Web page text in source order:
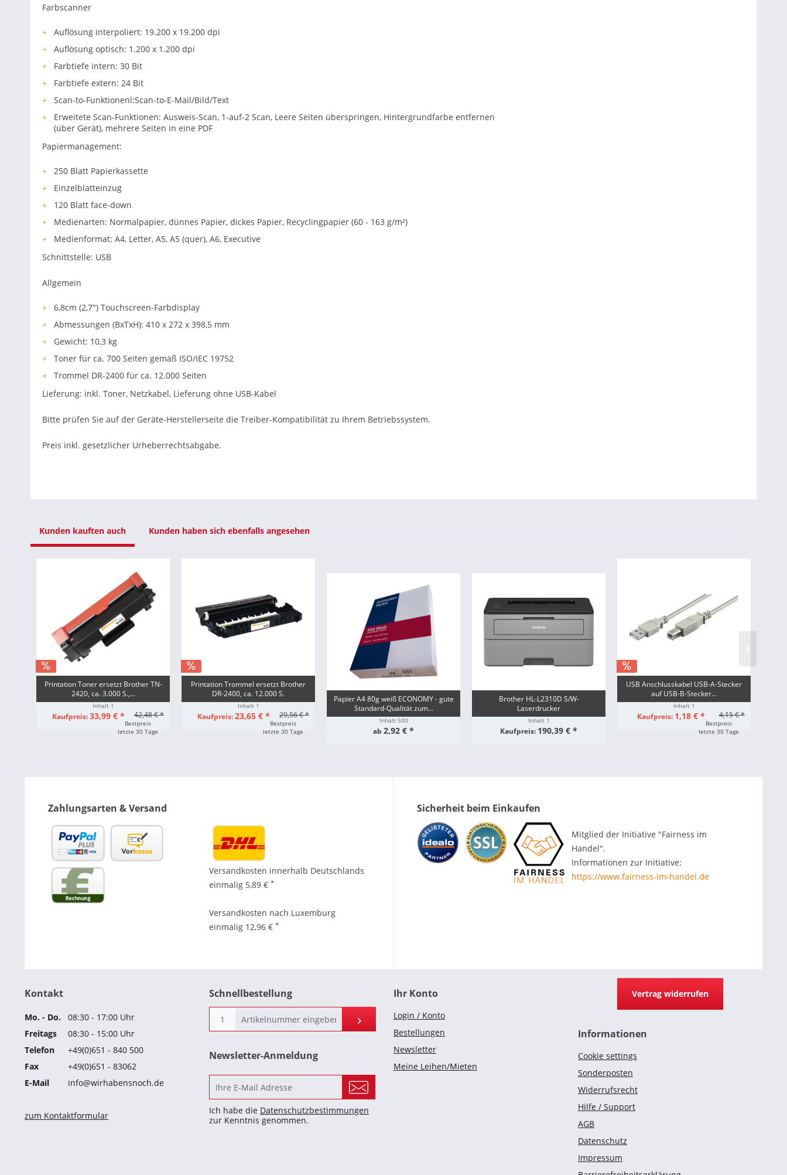
Farbscanner
Auflösung interpoliert: 19.200 x 19.200 dpi
Auflösung optisch: 1.200 x 1.200 dpi
Farbtiefe intern: 30 Bit
Farbtiefe extern: 24 Bit
Scan-to-Funktionenl:Scan-to-E-Mail/Bild/Text
Erweitete Scan-Funktionen: Ausweis-Scan, 1-auf-2 Scan, Leere Seiten überspringen, Hintergrundfarbe entfernen
(über Gerät), mehrere Seiten in eine PDF
Papiermanagement:
250 Blatt Papierkassette
Einzelblatteinzug
120 Blatt face-down
Medienarten: Normalpapier, dünnes Papier, dickes Papier, Recyclingpapier (60 - 163 g/m²)
Medienformat: A4, Letter, A5, A5 (quer), A6, Executive
Schnittstelle: USB
Allgemein
6,8cm (2,7") Touchscreen-Farbdisplay
Abmessungen (BxTxH): 410 x 272 x 398,5 mm
Gewicht: 10,3 kg
Toner für ca. 700 Seiten gemäß ISO/IEC 19752
Trommel DR-2400 für ca. 12.000 Seiten
Lieferung: inkl. Toner, Netzkabel, Lieferung ohne USB-Kabel
Bitte prüfen Sie auf der Geräte-Herstellerseite die Treiber-Kompatibilität zu Ihrem Betriebssystem.
Preis inkl. gesetzlicher Urheberrechtsabgabe.
Kunden kauften auch Kunden haben sich ebenfalls angesehen
Printation Toner ersetzt Brother TN-
2420, ca. 3.000 S.,...
Inhalt 1
Kaufpreis:33,99 € * 42,48 € *
Bestpreis
letzte 30 Tage
Printation Trommel ersetzt Brother
DR-2400, ca. 12.000 S.
Inhalt 1
Kaufpreis:23,65 € * 29,56 € *
Bestpreis
letzte 30 Tage
Papier A4 80g weiß ECONOMY - gute
Standard-Qualität zum...
Inhalt 500
ab 2,92 € *
Brother HL-L2310D S/W-
Laserdrucker
Inhalt 1
Kaufpreis: 190,39 € *
USB Anschlusskabel USB-A-Stecker
auf USB-B-Stecker...
Inhalt 1
Kaufpreis: 1,18 € * 4,15 € *
Bestpreis
letzte 30 Tage
Zahlungsarten & Versand
Versandkosten innerhalb Deutschlands
einmalig 5,89 € *
Versandkosten nach Luxemburg
einmalig 12,96 € *
Sicherheit beim Einkaufen
Mitglied der Initiative "Fairness im
Handel".
Informationen zur Initiative:
https://www.fairness-im-handel.de
Kontakt
Mo. - Do.
08:30 - 17:00 Uhr
Freitags
08:30 - 15:00 Uhr
Telefon
+49(0)651 - 840 500
Fax
+49(0)651 - 83062
E-Mail
info@wirhabensnoch.de
zum Kontaktformular
Schnellbestellung
Newsletter-Anmeldung
Ich habe die Datenschutzbestimmungen
zur Kenntnis genommen.
Ihr Konto
Login / Konto
Bestellungen
Newsletter
Meine Leihen/Mieten
Vertrag widerrufen
Informationen
Cookie settings
Sonderposten
Widerrufsrecht
Hilfe / Support
AGB
Datenschutz
Impressum